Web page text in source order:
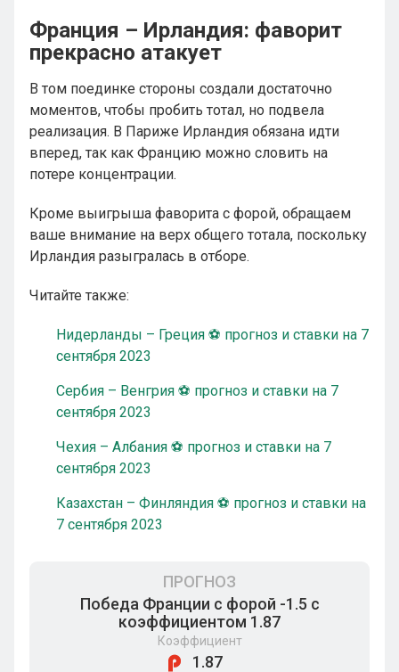
Франция – Ирландия: фаворит
прекрасно атакует
В том поединке стороны создали достаточно
моментов, чтобы пробить тотал, но подвела
реализация. В Париже Ирландия обязана идти
вперед, так как Францию можно словить на
потере концентрации.
Кроме выигрыша фаворита с форой, обращаем
ваше внимание на верх общего тотала, поскольку
Ирландия разыгралась в отборе.
Читайте также:
Нидерланды – Греция ⚽ прогноз и ставки на 7
сентября 2023
Сербия – Венгрия ⚽ прогноз и ставки на 7
сентября 2023
Чехия – Албания ⚽ прогноз и ставки на 7
сентября 2023
Казахстан – Финляндия ⚽ прогноз и ставки на
7 сентября 2023
ПРОГНОЗ
Победа Франции с форой -1.5 с
коэффициентом 1.87
Коэффициент
1.87